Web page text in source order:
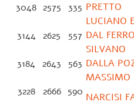
3048 2575 335 PRETTO
LUCIANO
3144 2625 557 DAL FERRO
SILVANO
3184 2643 563 DALLA
MASSIMO
3228 2666 590 NARCISI